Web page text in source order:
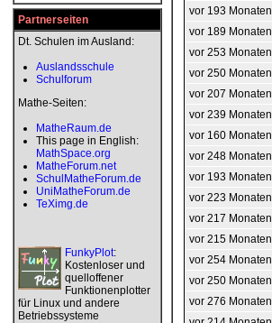
Partnerseiten
Dt. Schulen im Ausland:
Auslandsschule
Schulforum
Mathe-Seiten:
MatheRaum.de
This page in English:
MathSpace.org
MatheForum.net
SchulMatheForum.de
UniMatheForum.de
TeXimg.de
FunkyPlot:
Kostenloser und
quelloffener
Funktionenplotter
für Linux und andere
Betriebssysteme
vor 193 Monaten
vor 189 Monaten
vor 253 Monaten
vor 250 Monaten
vor 207 Monaten
vor 239 Monaten
vor 160 Monaten
vor 248 Monaten
vor 193 Monaten
vor 223 Monaten
vor 217 Monaten
vor 215 Monaten
vor 254 Monaten
vor 250 Monaten
vor 276 Monaten